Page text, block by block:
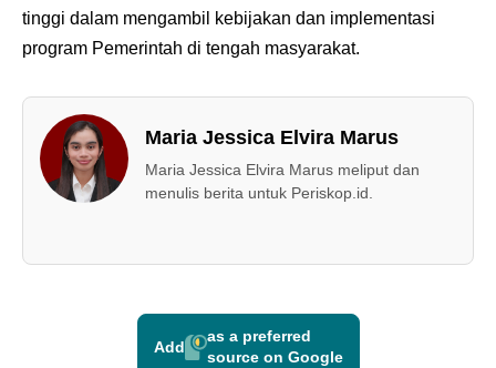
tinggi dalam mengambil kebijakan dan implementasi
program Pemerintah di tengah masyarakat.
Maria Jessica Elvira Marus
Maria Jessica Elvira Marus meliput dan
menulis berita untuk Periskop.id.
Add
as a preferred
source on Google